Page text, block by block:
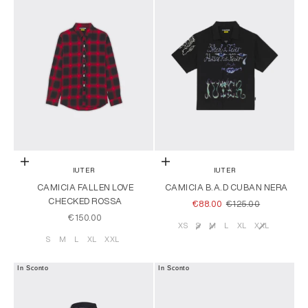
Scegli le opzioni
IUTER
CAMICIA FALLEN LOVE
CHECKED ROSSA
PREZZO SCONTATO
€150.00
Taglia
S M L XL XXL
Scegli le opzioni
IUTER
CAMICIA B.A.D CUBAN NERA
PREZZO SCONTATO
€88.00 PREZZO
€125.00
Taglia
XS S M L XL XXL
In Sconto In Sconto